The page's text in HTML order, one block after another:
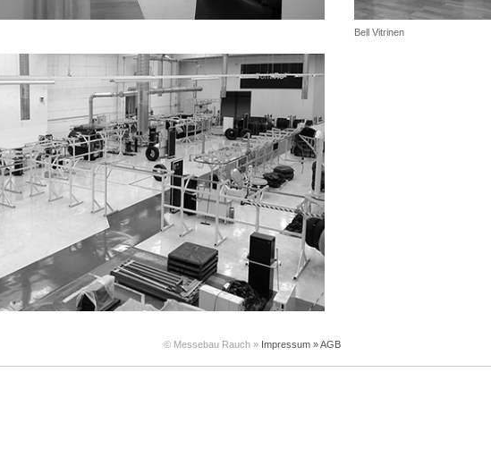
Bell Vitrinen
© Messebau Rauch » Impressum »AGB